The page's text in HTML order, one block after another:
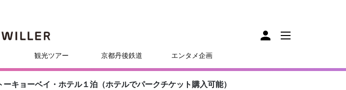
観光ツアー 京都丹後鉄道 エンタメ企画
キョーベイ・ホテル１泊（ホテルでパークチケット購入可能）